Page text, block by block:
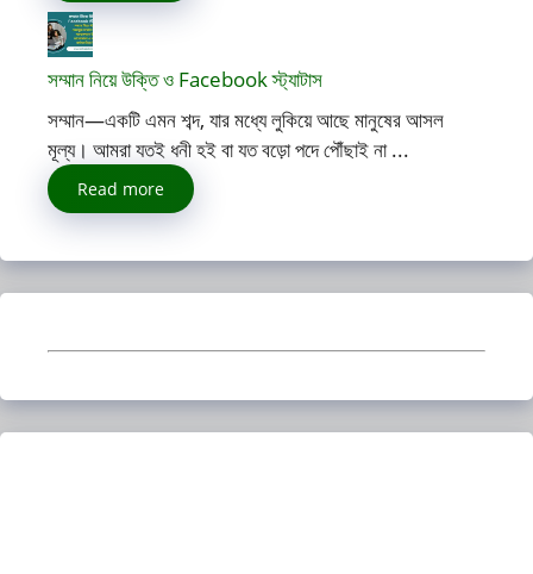
সম্মান নিয়ে উক্তি ও Facebook স্ট্যাটাস
সম্মান—একটি এমন শব্দ, যার মধ্যে লুকিয়ে আছে মানুষের আসল
মূল্য। আমরা যতই ধনী হই বা যত বড়ো পদে পৌঁছাই না ...
Read more